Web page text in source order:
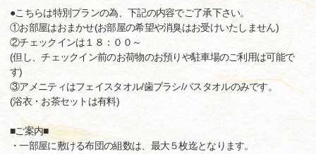
●こちらは特別プランの為、下記の内容でご了承下さい。
①お部屋はおまかせ(お部屋の希望や消臭はお受けいたしません)
②チェックインは１８：００～
(但し、チェックイン前のお荷物のお預りや駐車場のご利用は可能で
す)
③アメニティはフェイスタオル/歯ブラシ/バスタオルのみです。
(浴衣・お茶セットは有料)
■ご案内■
・一部屋に敷ける布団の組数は、最大５枚迄となります。